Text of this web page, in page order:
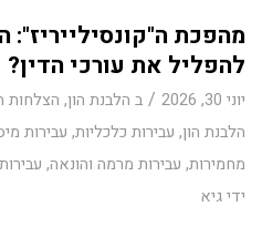
מהפכת
להפליל את עורכי הדין?
יוני 30, 2026 / ב הלבנת הון, הצלחות
הלבנת הון, עבירות כלכליות, עבירות
מחמירות, עבירות מרמה והונאה,
ידיגיא